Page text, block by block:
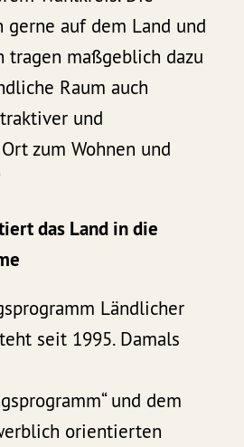
gerne auf dem Land und
tragen maßgeblich dazu
Raum auch
und
zum Wohnen und
das Land in die
Ländlicher
seit 1995. Damals
und dem
orientierten